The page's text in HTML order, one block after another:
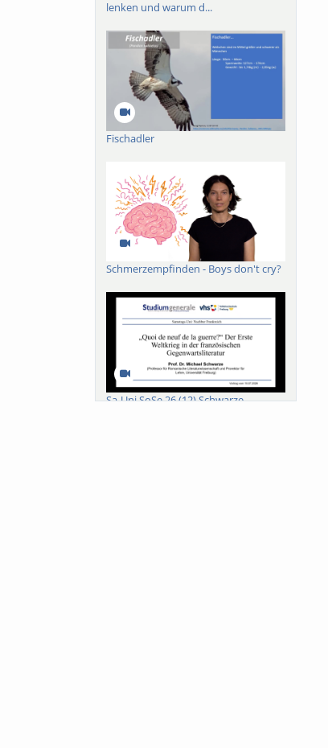
lenken und warum d...
Fischadler
Schmerzempfinden - Boys don't cry?
Sa-Uni SoSe 26 (12) Schwarze